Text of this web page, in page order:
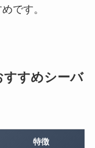
です。
すすめシーバ
特徴